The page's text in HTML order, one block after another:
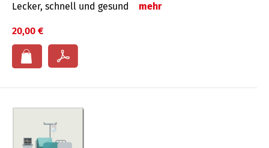
Lecker, schnell und gesund mehr
20,00 €